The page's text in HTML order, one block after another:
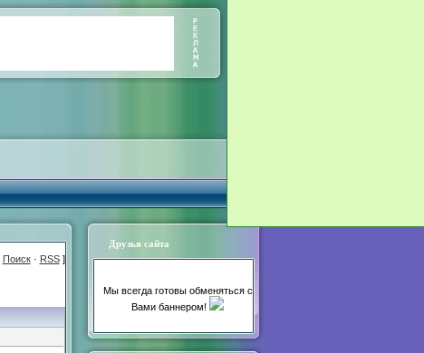
Поиск· RSS]
Друзья сайта
Мы всегда готовы обменяться с
Вами баннером!